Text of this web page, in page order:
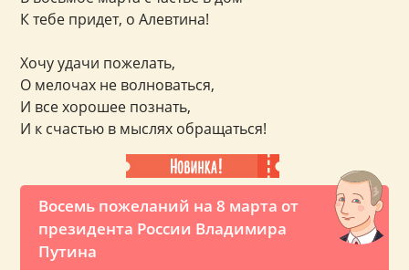
Восемь пожеланий на 8 марта от
президента России Владимира
Путина
К тебе придет, о Алевтина!
Хочу удачи пожелать,
О мелочах не волноваться,
И все хорошее познать,
И к счастью в мыслях обращаться!